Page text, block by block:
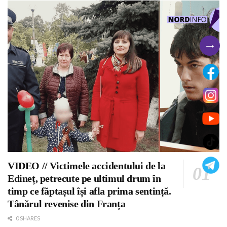
VIDEO // Victimele accidentului de la
Edineț, petrecute pe ultimul drum în
timp ce făptașul își afla prima sentință.
Tânărul revenise din Franța
0 SHARES
→